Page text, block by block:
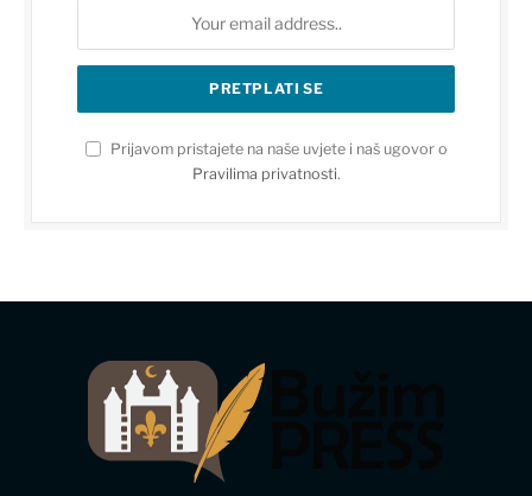
Prijavom pristajete na naše uvjete i naš ugovor o
Pravilima privatnosti.